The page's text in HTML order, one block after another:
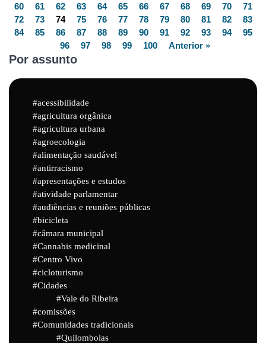
60
61 62 63 64 65 66 67 68 69 70
71
72
73 74 75 76 77 78 79 80 81 82
83
84
85 86 87 88 89 90 91 92 93 94
95
96
97 98 99 100 Anterior »
Por assunto
acessibilidade
agricultura orgânica
agricultura urbana
agroecologia
alimentação saudável
antirracismo
apresentações e estudos
atividade parlamentar
audiências e reuniões públicas
bicicleta
câmara municipal
Cannabis medicinal
Centro Vivo
cicloturismo
Cidades
Vale do Ribeira
comissões
Comunidades tradicionais
Quilombolas